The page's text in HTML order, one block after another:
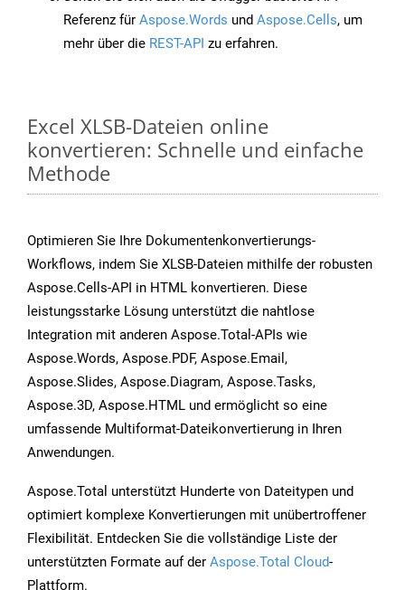
Referenz für Aspose.Words und Aspose.Cells, um
mehr über die REST-API zu erfahren.
Excel XLSB-Dateien online
konvertieren: Schnelle und einfache
Methode
Optimieren Sie Ihre Dokumentenkonvertierungs-
Workflows, indem Sie XLSB-Dateien mithilfe der robusten
Aspose.Cells-API in HTML konvertieren. Diese
leistungsstarke Lösung unterstützt die nahtlose
Integration mit anderen Aspose.Total-APIs wie
Aspose.Words, Aspose.PDF, Aspose.Email,
Aspose.Slides, Aspose.Diagram, Aspose.Tasks,
Aspose.3D, Aspose.HTML und ermöglicht so eine
umfassende Multiformat-Dateikonvertierung in Ihren
Anwendungen.
Aspose.Total unterstützt Hunderte von Dateitypen und
optimiert komplexe Konvertierungen mit unübertroffener
Flexibilität. Entdecken Sie die vollständige Liste der
unterstützten Formate auf der Aspose.Total Cloud-
Plattform.